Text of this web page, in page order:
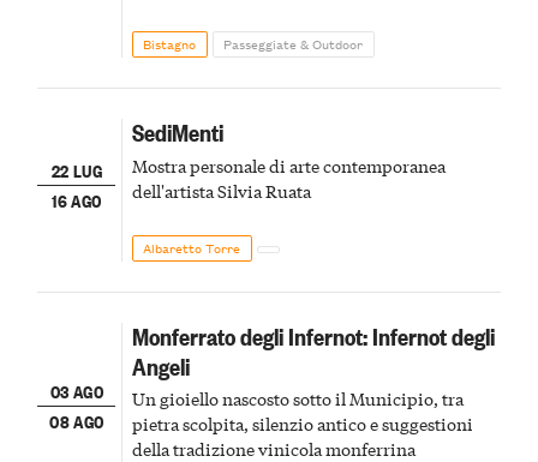
Bistagno Passeggiate & Outdoor
22 LUG
16 AGO
SediMenti
Mostra personale di arte contemporanea
dell'artista Silvia Ruata
Albaretto Torre
03 AGO
08 AGO
Monferrato degli Infernot: Infernot degli
Angeli
Un gioiello nascosto sotto il Municipio, tra
pietra scolpita, silenzio antico e suggestioni
della tradizione vinicola monferrina